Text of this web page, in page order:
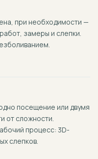
при необходимости —
замеры и слепки.
посещение или двумя
от сложности.
процесс: 3D-
слепков.